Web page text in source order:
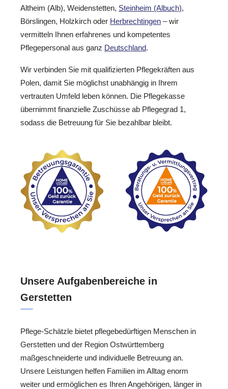
Altheim (Alb), Weidenstetten, Steinheim (Albuch),
Börslingen, Holzkirch oder Herbrechtingen – wir
vermitteln Ihnen erfahrenes und kompetentes
Pflegepersonal aus ganz Deutschland.
Wir verbinden Sie mit qualifizierten Pflegekräften aus
Polen, damit Sie möglichst unabhängig in Ihrem
vertrauten Umfeld leben können. Die Pflegekasse
übernimmt finanzielle Zuschüsse ab Pflegegrad 1,
sodass die Betreuung für Sie bezahlbar bleibt.
Unsere Aufgabenbereiche in
Gerstetten
Pflege-Schätzle bietet pflegebedürftigen Menschen in
Gerstetten und der Region Ostwürttemberg
maßgeschneiderte und individuelle Betreuung an.
Unsere Leistungen helfen Familien im Alltag enorm
weiter und ermöglichen es Ihren Angehörigen, länger in